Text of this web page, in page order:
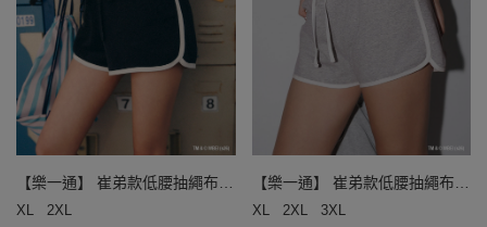
【樂一通】 崔弟款低腰抽繩布章
裝飾後印花撞色滾邊運動短褲
XL 2XL
【樂一通】 崔弟款低腰抽繩布章
裝飾後印花撞色滾邊運動短褲
XL 2XL 3XL